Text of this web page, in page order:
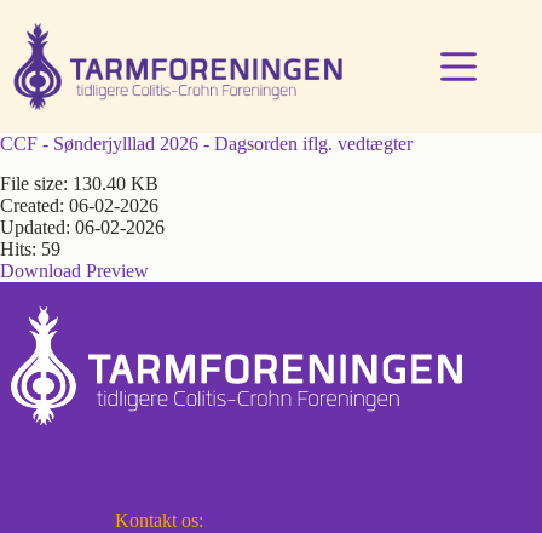
indhold
CCF - Sønderjylllad 2026 - Dagsorden iflg. vedtægter
File size: 130.40 KB
Created: 06-02-2026
Updated: 06-02-2026
Hits: 59
Download Preview
Kontakt os: